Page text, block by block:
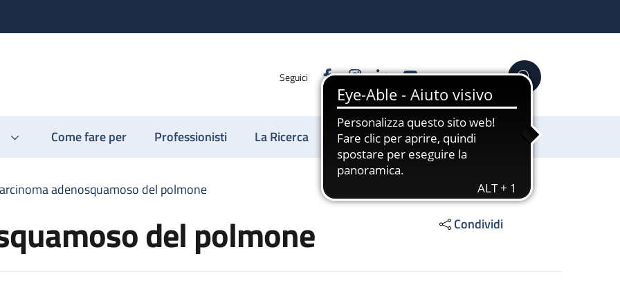
Seguici FacebookInstagram
LinkedinYouTube Cerca
Come fare per Professionisti La Ricerca Sostienici
adenosquamoso del polmone
del polmone Condividi